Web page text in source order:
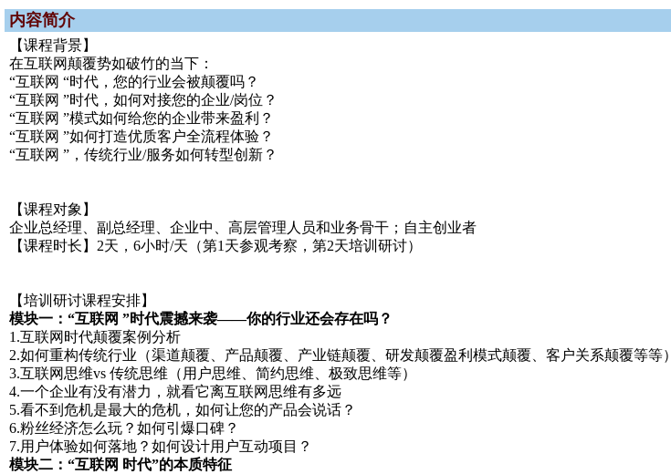
内容简介
【课程背景】
在互联网颠覆势如破竹的当下：
“互联网 “时代，您的行业会被颠覆吗？
“互联网 ”时代，如何对接您的企业/岗位？
“互联网 ”模式如何给您的企业带来盈利？
“互联网 ”如何打造优质客户全流程体验？
“互联网 ”，传统行业/服务如何转型创新？
【课程对象】
企业总经理、副总经理、企业中、高层管理人员和业务骨干；自主创业者
【课程时长】2天，6小时/天（第1天参观考察，第2天培训研讨）
【培训研讨课程安排】
模块一：“互联网 ”时代震撼来袭——你的行业还会存在吗？
1.互联网时代颠覆案例分析
2.如何重构传统行业（渠道颠覆、产品颠覆、产业链颠覆、研发颠覆盈利模式颠覆、客户关系颠覆等等）
3.互联网思维vs 传统思维（用户思维、简约思维、极致思维等）
4.一个企业有没有潜力，就看它离互联网思维有多远
5.看不到危机是最大的危机，如何让您的产品会说话？
6.粉丝经济怎么玩？如何引爆口碑？
7.用户体验如何落地？如何设计用户互动项目？
模块二：“互联网 时代”的本质特征